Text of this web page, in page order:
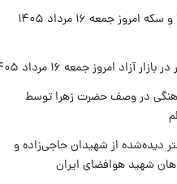
قیمت طلا و سکه امروز جمعه ۱۶ مرداد ۱۴۰۵
آزاد امروز جمعه ۱۶ مرداد ۱۴۰۵
آهنگی در وصف حضرت زهرا توسط
دیده‌شده از شهیدان حاجی‌زاده و
شهید هوافضای ایران